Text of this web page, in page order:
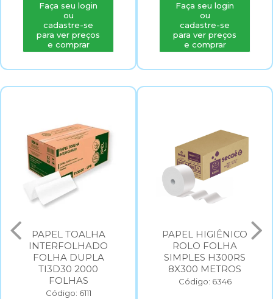
Faça seu login
ou
cadastre-se
para ver preços
e comprar
Faça seu login
ou
cadastre-se
para ver preços
e comprar
PAPEL TOALHA
INTERFOLHADO
FOLHA DUPLA
TI3D30 2000
FOLHAS
Código: 6111
PAPEL HIGIÊNICO
ROLO FOLHA
SIMPLES H300RS
8X300 METROS
Código: 6346